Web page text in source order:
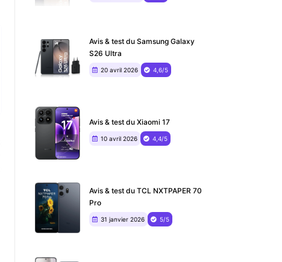
Avis & test du Samsung Galaxy
S26 Ultra
20 avril 2026 4,6/5
Avis & test du Xiaomi 17
10 avril 2026 4,4/5
Avis & test du TCL NXTPAPER 70
Pro
31 janvier 2026 5/5